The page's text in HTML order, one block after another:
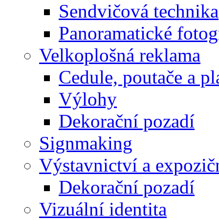
Sendvičová technika
Panoramatické
Velkoplošná reklama
Cedule, poutače a
Výlohy
Dekorační pozadí
Signmaking
Výstavnictví a
Dekorační pozadí
Vizuální identita